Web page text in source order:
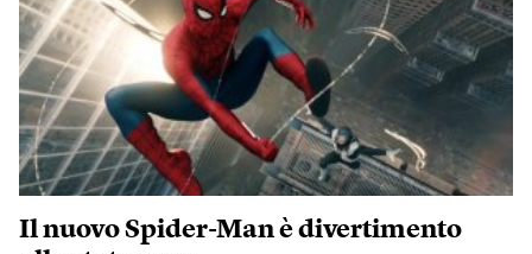
Il nuovo Spider-Man è divertimento